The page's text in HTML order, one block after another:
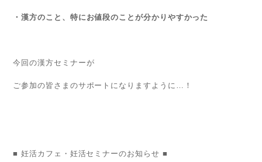
・漢方のこと、特にお値段のことが分かりやすかった
今回の漢方セミナーが
ご参加の皆さまのサポートになりますように…！
■ 妊活カフェ・妊活セミナーのお知らせ ■